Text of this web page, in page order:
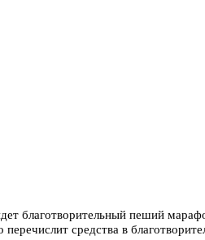
благотворительный пеший
средства в